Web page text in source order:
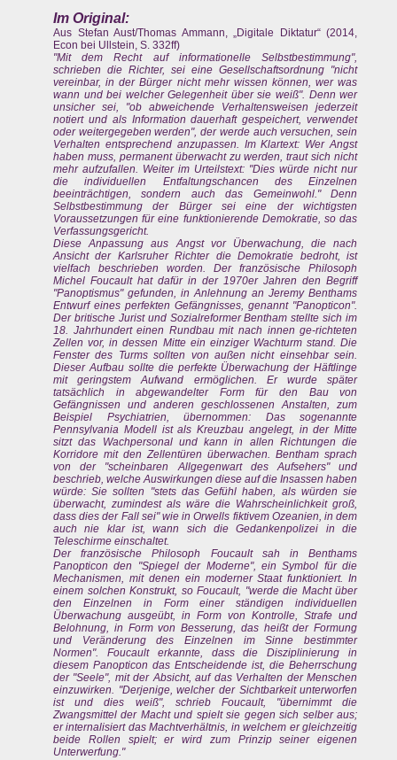
Im Original:
Aus Stefan Aust/Thomas Ammann, „Digitale Diktatur“ (2014,
Econ bei Ullstein, S. 332ff)
"Mit dem Recht auf informationelle Selbstbestimmung",
schrieben die Richter, sei eine Gesellschaftsordnung "nicht
vereinbar, in der Bürger nicht mehr wissen können, wer was
wann und bei welcher Gelegenheit über sie weiß". Denn wer
unsicher sei, "ob abweichende Verhaltensweisen jederzeit
notiert und als Information dauerhaft gespeichert, verwendet
oder weitergegeben werden", der werde auch versuchen, sein
Verhalten entsprechend anzupassen. Im Klartext: Wer Angst
haben muss, permanent überwacht zu werden, traut sich nicht
mehr aufzufallen. Weiter im Urteilstext: "Dies würde nicht nur
die individuellen Entfaltungschancen des Einzelnen
beeinträchtigen, sondern auch das Gemeinwohl." Denn
Selbstbestimmung der Bürger sei eine der wichtigsten
Voraussetzungen für eine funktionierende Demokratie, so das
Verfassungsgericht.
Diese Anpassung aus Angst vor Überwachung, die nach
Ansicht der Karlsruher Richter die Demokratie bedroht, ist
vielfach beschrieben worden. Der französische Philosoph
Michel Foucault hat dafür in der 1970er Jahren den Begriff
"Panoptismus" gefunden, in Anlehnung an Jeremy Benthams
Entwurf eines perfekten Gefängnisses, genannt "Panopticon".
Der britische Jurist und Sozialreformer Bentham stellte sich im
18. Jahrhundert einen Rundbau mit nach innen ge-richteten
Zellen vor, in dessen Mitte ein einziger Wachturm stand. Die
Fenster des Turms sollten von außen nicht einsehbar sein.
Dieser Aufbau sollte die perfekte Überwachung der Häftlinge
mit geringstem Aufwand ermöglichen. Er wurde später
tatsächlich in abgewandelter Form für den Bau von
Gefängnissen und anderen geschlossenen Anstalten, zum
Beispiel Psychiatrien, übernommen: Das sogenannte
Pennsylvania Modell ist als Kreuzbau angelegt, in der Mitte
sitzt das Wachpersonal und kann in allen Richtungen die
Korridore mit den Zellentüren überwachen. Bentham sprach
von der "scheinbaren Allgegenwart des Aufsehers" und
beschrieb, welche Auswirkungen diese auf die Insassen haben
würde: Sie sollten "stets das Gefühl haben, als würden sie
überwacht, zumindest als wäre die Wahrscheinlichkeit groß,
dass dies der Fall sei" wie in Orwells fiktivem Ozeanien, in dem
auch nie klar ist, wann sich die Gedankenpolizei in die
Teleschirme einschaltet.
Der französische Philosoph Foucault sah in Benthams
Panopticon den "Spiegel der Moderne", ein Symbol für die
Mechanismen, mit denen ein moderner Staat funktioniert. In
einem solchen Konstrukt, so Foucault, "werde die Macht über
den Einzelnen in Form einer ständigen individuellen
Überwachung ausgeübt, in Form von Kontrolle, Strafe und
Belohnung, in Form von Besserung, das heißt der Formung
und Veränderung des Einzelnen im Sinne bestimmter
Normen". Foucault erkannte, dass die Disziplinierung in
diesem Panopticon das Entscheidende ist, die Beherrschung
der "Seele", mit der Absicht, auf das Verhalten der Menschen
einzuwirken. "Derjenige, welcher der Sichtbarkeit unterworfen
ist und dies weiß", schrieb Foucault, "übernimmt die
Zwangsmittel der Macht und spielt sie gegen sich selber aus;
er internalisiert das Machtverhältnis, in welchem er gleichzeitig
beide Rollen spielt; er wird zum Prinzip seiner eigenen
Unterwerfung."